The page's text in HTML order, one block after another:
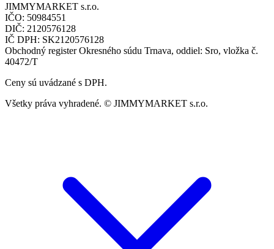
JIMMYMARKET s.r.o.
IČO: 50984551
DIČ: 2120576128
IČ DPH: SK2120576128
Obchodný register Okresného súdu Trnava, oddiel: Sro, vložka č.
40472/T
Ceny sú uvádzané s DPH.
Všetky práva vyhradené. © JIMMYMARKET s.r.o.